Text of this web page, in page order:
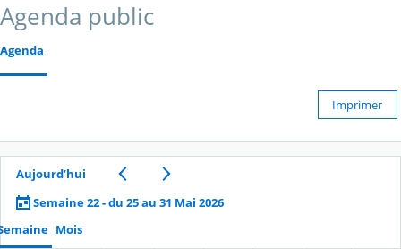
Agenda public
Agenda
Imprimer
Aujourd’hui
Semaine 22 - du 25 au 31 Mai 2026
Mois